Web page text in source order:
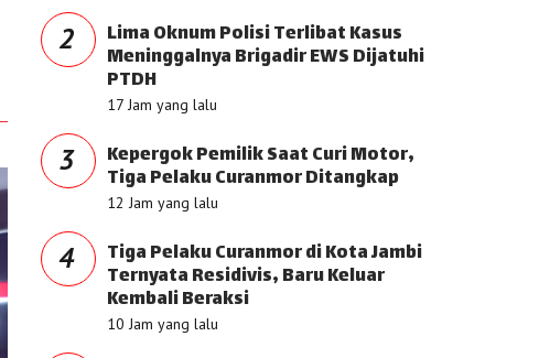
2 Lima Oknum Polisi Terlibat Kasus
Meninggalnya Brigadir EWS Dijatuhi
PTDH
17 Jam yang lalu
3 Kepergok Pemilik Saat Curi Motor,
Tiga Pelaku Curanmor Ditangkap
12 Jam yang lalu
4 Tiga Pelaku Curanmor di Kota Jambi
Ternyata Residivis, Baru Keluar
Kembali Beraksi
10 Jam yang lalu